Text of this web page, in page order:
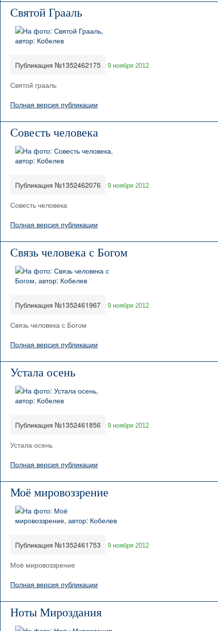
Святой Грааль
Публикация №1352462175 9 ноября 2012
Святой грааль
Полная версия публикации
Совесть человека
Публикация №1352462076 9 ноября 2012
Совесть человека
Полная версия публикации
Связь человека с Богом
Публикация №1352461967 9 ноября 2012
Связь человека с Богом
Полная версия публикации
Устала осень
Публикация №1352461856 9 ноября 2012
Устала осень
Полная версия публикации
Моё мировоззрение
Публикация №1352461753 9 ноября 2012
Моё мировоззрение
Полная версия публикации
Ноты Мироздания